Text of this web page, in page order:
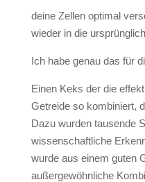
deine Zellen optimal
wieder in die
Ich habe genau das für
Einen Keks der die
Getreide so kombiniert,
Dazu wurden tausende
wissenschaftliche
wurde aus einem guten
außergewöhnliche